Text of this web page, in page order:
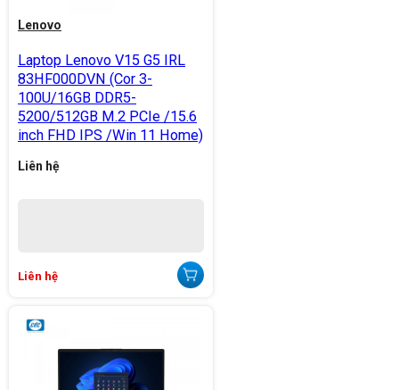
Lenovo
Laptop Lenovo V15 G5 IRL
83HF000DVN (Cor 3-
100U/16GB DDR5-
5200/512GB M.2 PCIe /15.6
inch FHD IPS /Win 11 Home)
Liên hệ
Liên hệ